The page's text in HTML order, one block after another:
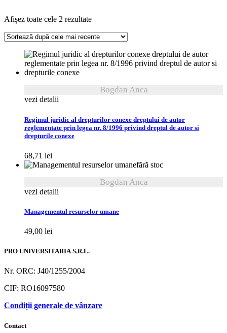
Afișez toate cele 2 rezultateSortat
cele
recente
Bogdan Anca
vezi detalii
Regimul juridic al drepturilor conexe dreptului de autor
reglementate prin legea nr. 8/1996 privind dreptul de autor si
drepturile conexe
68,71 lei
fără stoc
Bogdan Anca
vezi detalii
Managementul resurselor umane
49,00 lei
PRO UNIVERSITARIA S.R.L.
Nr. ORC: J40/1255/2004
CIF: RO16097580
Condiții generale de vânzare
Contact